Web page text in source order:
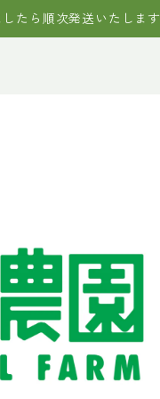
たら順次発送いたします